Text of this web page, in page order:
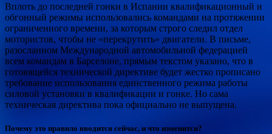
Вплоть до последней гонки в Испании квалификационный и
обгонный режимы использовались командами на протяжении
ограниченного времени, за которым строго следил отдел
мотористов, чтобы не «перекрутить» двигатели. В письме,
разосланном Международной автомобильной федерацией
всем командам в Барселоне, прямым текстом указано, что в
готовящейся технической директиве будет жестко прописано
требование использования единственного режима работы
силовой установки в квалификации и гонке. Но сама
техническая директива пока официально не выпущена.
Почему это правило вводится сейчас, и что изменится?